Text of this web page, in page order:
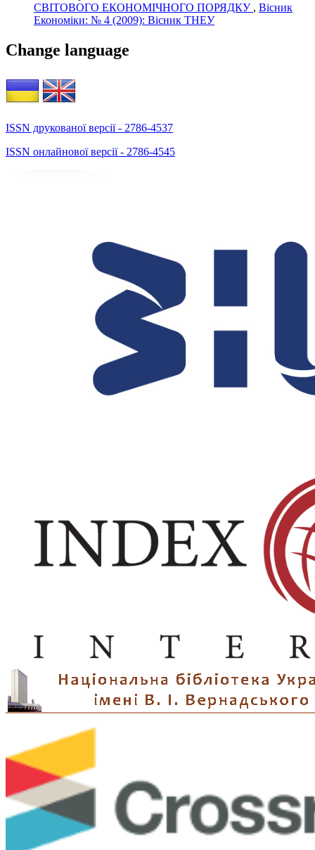
СВІТОВОГО ЕКОНОМІЧНОГО ПОРЯДКУ , Вісник
Економіки: № 4 (2009): Вісник ТНЕУ
Change language
ISSN друкованої версії - 2786-4537
ISSN онлайнової версії - 2786-4545